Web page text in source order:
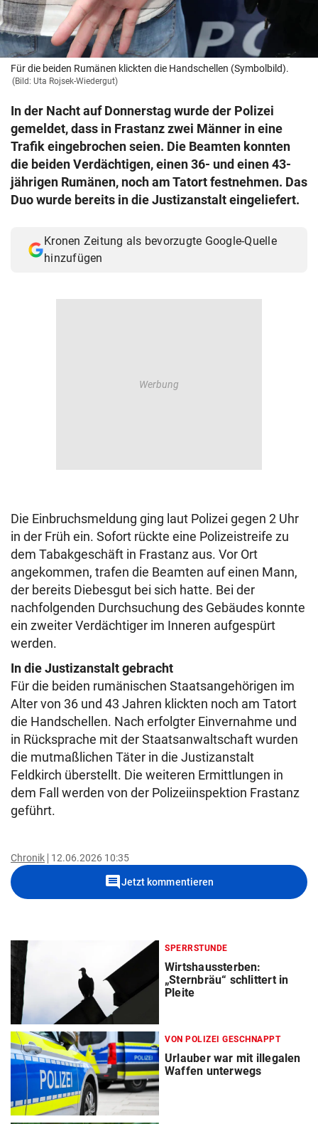
© Krone Multimedia GmbH & Co KG 2026
Muthgasse 2, 1190 Wien
Für die beiden Rumänen klickten die Handschellen (Symbolbild).
(Bild: Uta Rojsek-Wiedergut)
In der Nacht auf Donnerstag wurde der Polizei
gemeldet, dass in Frastanz zwei Männer in eine
Trafik eingebrochen seien. Die Beamten konnten
die beiden Verdächtigen, einen 36- und einen 43-
jährigen Rumänen, noch am Tatort festnehmen. Das
Duo wurde bereits in die Justizanstalt eingeliefert.
Kronen Zeitung als bevorzugte Google-Quelle
hinzufügen
Die Einbruchsmeldung ging laut Polizei gegen 2 Uhr
in der Früh ein. Sofort rückte eine Polizeistreife zu
dem Tabakgeschäft in Frastanz aus. Vor Ort
angekommen, trafen die Beamten auf einen Mann,
der bereits Diebesgut bei sich hatte. Bei der
nachfolgenden Durchsuchung des Gebäudes konnte
ein zweiter Verdächtiger im Inneren aufgespürt
werden.
In die Justizanstalt gebracht
Für die beiden rumänischen Staatsangehörigen im
Alter von 36 und 43 Jahren klickten noch am Tatort
die Handschellen. Nach erfolgter Einvernahme und
in Rücksprache mit der Staatsanwaltschaft wurden
die mutmaßlichen Täter in die Justizanstalt
Feldkirch überstellt. Die weiteren Ermittlungen in
dem Fall werden von der Polizeiinspektion Frastanz
geführt.
Chronik 12.06.2026 10:35
commentJetzt kommentieren
SPERRSTUNDE
Wirtshaussterben:
„Sternbräu“ schlittert in
Pleite
VON POLIZEI GESCHNAPPT
Urlauber war mit illegalen
Waffen unterwegs